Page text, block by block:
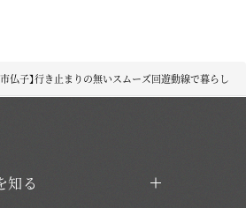
市仏子】行き止まりの無いスムーズ回遊動線で暮らし
知る